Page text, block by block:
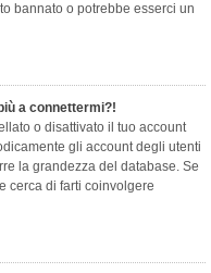
bannato o potrebbe esserci un
a connettermi?!
o disattivato il tuo account
gli account degli utenti
la grandezza del database. Se
cerca di farti coinvolgere